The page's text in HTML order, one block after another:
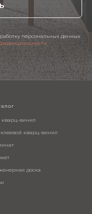
персональных данных
кварц-винил
клеевой кварц-винил
доска